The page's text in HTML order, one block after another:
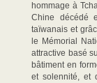
hommage à
Chine décédé
taïwanais et
le Mémorial
attractive basé
bâtiment en
et solennité, et